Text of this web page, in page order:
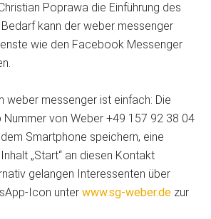
Poprawa die Einführung des
kann der weber messenger
wie den Facebook Messenger
weber messenger ist einfach: Die
Nummer von Weber +49 157 92 38 04
Smartphone speichern, eine
„Start“ an diesen Kontakt
gelangen Interessenten über
Icon unterwww.sg-weber.de zur